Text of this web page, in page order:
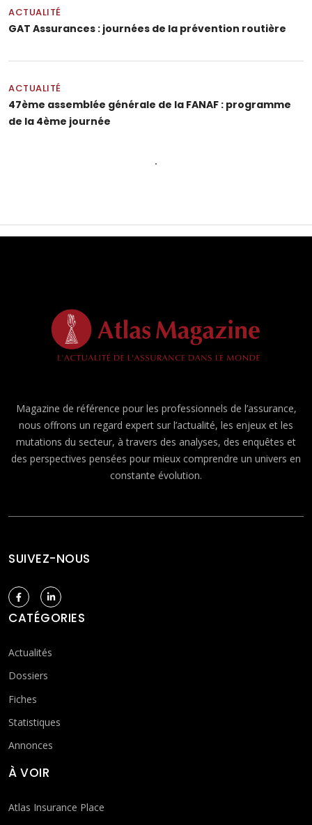
ACTUALITÉ
GAT Assurances : journées de la prévention routière
ACTUALITÉ
47ème assemblée générale de la FANAF : programme
de la 4ème journée
Magazine de référence pour les professionnels de l’assurance,
nous offrons un regard expert sur l’actualité, les enjeux et les
mutations du secteur, à travers des analyses, des enquêtes et
des perspectives pensées pour mieux comprendre un univers en
constante évolution.
SUIVEZ-NOUS
CATÉGORIES
Actualités
Dossiers
Fiches
Statistiques
Annonces
À VOIR
Atlas Insurance Place